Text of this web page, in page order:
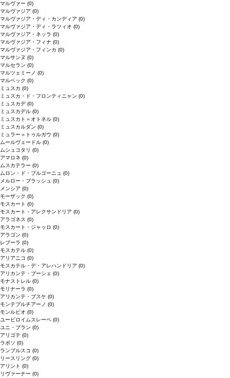
マルヴァー (0)
マルヴァジア (0)
マルヴァジア・ディ・カンディア (0)
マルヴァジア・ディ・ラツィオ (0)
マルヴァジア・ネッラ (0)
マルヴァジア・フィナ (0)
マルヴァジア・フィンカ (0)
マルサンヌ (0)
マルセラン (0)
マルツェミーノ (0)
マルベック (0)
ミュスカ (0)
ミュスカ・ド・フロンティニャン (0)
ミュスカデ(0)
ミュスカデル (0)
ミュスカト＝オトネル (0)
ミュスカルダン (0)
ミュラー＝トゥルガウ (0)
ムールヴェードル (0)
ムシュコタリ (0)
アマロネ (0)
ムスカテラー (0)
ムロン・ド・ブルゴーニュ (0)
メルロー・ブラッシュ (0)
メンシア (0)
モーザック (0)
モスカート (0)
モスカート・アレクサンドリア (0)
アラゴネス (0)
モスカート・ジャッロ (0)
アラゴン (0)
レブーラ (0)
モスカテル (0)
アリアニコ (0)
モスカテル・デ・アレハンドリア (0)
アリカンテ・ブーシェ (0)
モナストレル (0)
モリナーラ (0)
アリカンテ・ブスケ (0)
モンテプルチアーノ (0)
モンルビオ (0)
ユービロイムスレーベ (0)
ユニ・ブラン (0)
アリゴテ (0)
ラボソ (0)
ランブルスコ (0)
リースリング (0)
アリント (0)
リヴァーナー (0)